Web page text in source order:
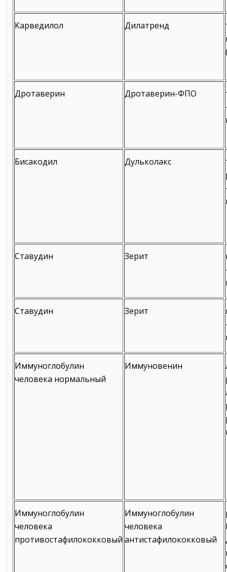
Карведилол Дилатренд
Дротаверин Дротаверин-ФПО
Бисакодил Дульколакс
Ставудин Зерит
Ставудин Зерит
Иммуноглобулин
человека нормальный
Иммуновенин
Иммуноглобулин
человека
противостафилококковый
Иммуноглобулин
человека
антистафилококковый